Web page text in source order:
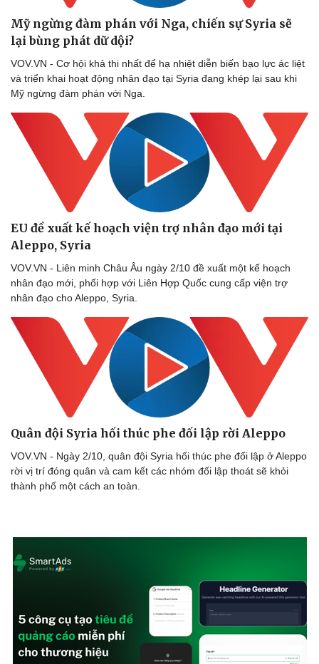
Doanh nghiệp
Thông tin doanh nghiệp
Doanh nghiệp 24h
Doanh nhân
Vì cộng đồng
Công nghệ
Sành điệu
Trải nghiệm
Chuyển đổi số
Mỹ ngừng đàm phán với Nga, chiến sự Syria sẽ
lại bùng phát dữ dội?
VOV.VN - Cơ hội khả thi nhất để hạ nhiệt diễn biến bạo lực ác liệt
và triển khai hoạt động nhân đạo tại Syria đang khép lại sau khi
Mỹ ngừng đàm phán với Nga.
EU đề xuất kế hoạch viện trợ nhân đạo mới tại
Aleppo, Syria
VOV.VN - Liên minh Châu Âu ngày 2/10 đề xuất một kế hoạch
nhân đạo mới, phối hợp với Liên Hợp Quốc cung cấp viện trợ
nhân đạo cho Aleppo, Syria.
​Quân đội Syria hối thúc phe đối lập rời Aleppo
VOV.VN - Ngày 2/10, quân đội Syria hối thúc phe đối lập ở Aleppo
rời vị trí đóng quân và cam kết các nhóm đối lập thoát sẽ khỏi
thành phố một cách an toàn.